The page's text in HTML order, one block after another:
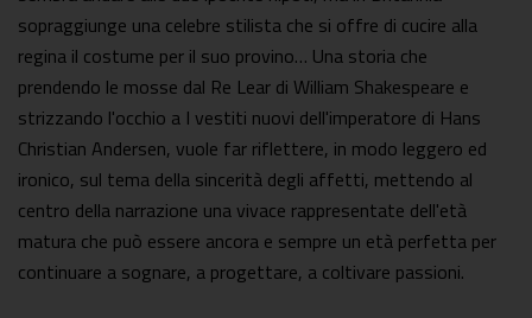
sopraggiunge una celebre stilista che si offre di cucire alla
regina il costume per il suo provino… Una storia che
prendendo le mosse dal Re Lear di William Shakespeare e
strizzando l'occhio a I vestiti nuovi dell'imperatore di Hans
Christian Andersen, vuole far riflettere, in modo leggero ed
ironico, sul tema della sincerità degli affetti, mettendo al
centro della narrazione una vivace rappresentate dell'età
matura che può essere ancora e sempre un età perfetta per
continuare a sognare, a progettare, a coltivare passioni.